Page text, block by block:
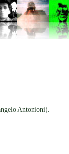
Antonioni).